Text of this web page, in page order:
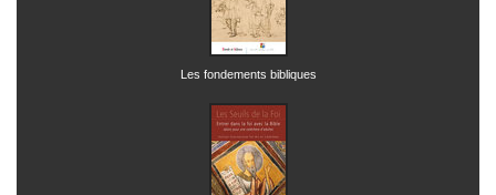
Les fondements bibliques